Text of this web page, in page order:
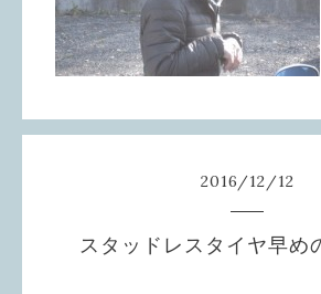
2016/12/12
スタッドレスタイヤ早め